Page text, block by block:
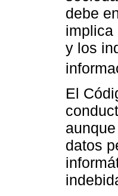
debe
implica
y los
El
datos